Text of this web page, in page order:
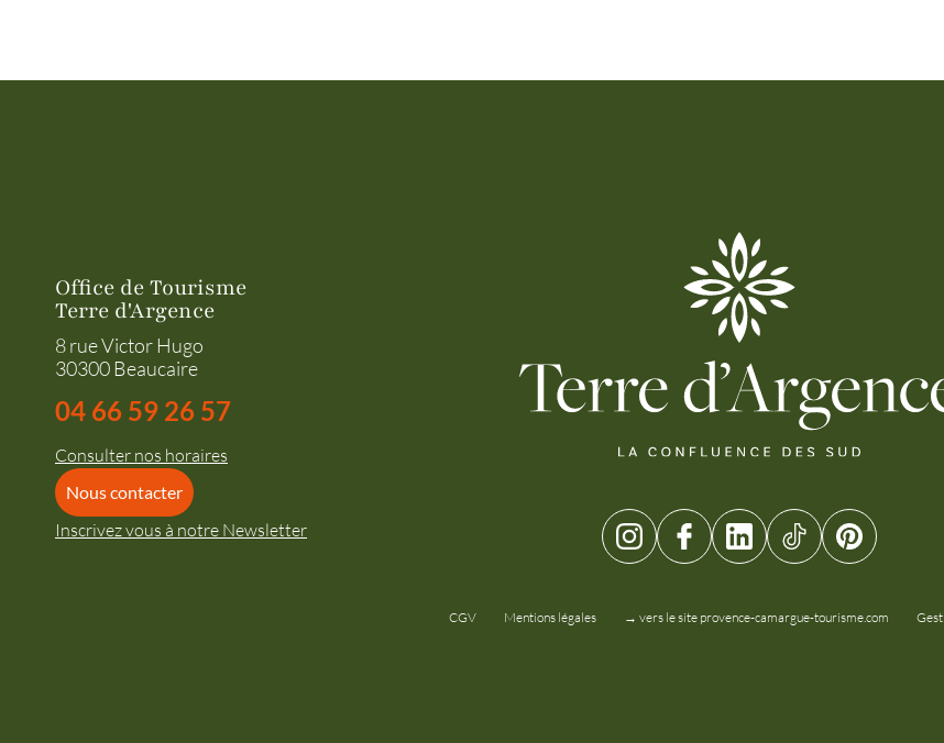
Office de Tourisme
Terre d'Argence
8 rue Victor Hugo
30300 Beaucaire
04 66 59 26 57
Consulter nos horaires
Nous contacter
Inscrivez vous à notre Newsletter
CGV Mentions légales → vers le site provence-camargue-tourisme.com